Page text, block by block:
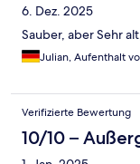
6. Dez. 2025
Sauber, aber Sehr
Julian, Aufenthalt
Verifizierte Bewertung
10/10 –